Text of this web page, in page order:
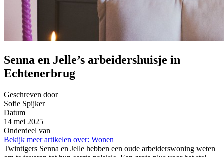
Senna en Jelle’s arbeidershuisje in
Echtenerbrug
Geschreven door
Sofie Spijker
Datum
14 mei 2025
Onderdeel van
Bekijk meer artikelen over: Wonen
Twintigers Senna en Jelle hebben een oude arbeiderswoning weten